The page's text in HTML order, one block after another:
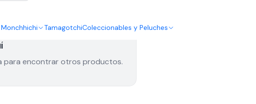
Monchhichi TamagotchiColeccionables y Peluches
para encontrar otros productos.